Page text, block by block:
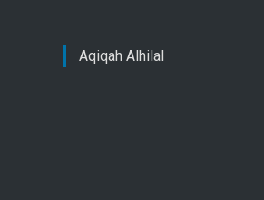
Aqiqah Alhilal